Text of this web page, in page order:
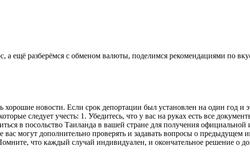
а ещё разберёмся с обменом валюты, поделимся рекомендациями по
хорошие новости. Если срок депортации был установлен на один год
следует учесть: 1. Убедитесь, что у вас на руках есть все
в посольство Таиланда в вашей стране для получения
вас могут дополнительно проверять и задавать вопросы о
что каждый случай индивидуален, и окончательное решение о